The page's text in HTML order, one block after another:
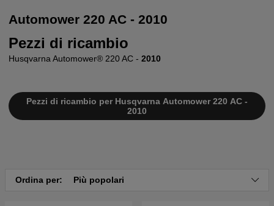
Automower 220 AC - 2010
Pezzi di ricambio
Husqvarna Automower® 220 AC - 2010
Pezzi di ricambio per Husqvarna Automower 220 AC -
2010
Ordina per: Più popolari